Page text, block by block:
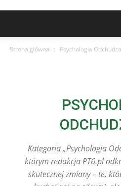
Strona główna Psychologia
Kategoria „Psychologia
którym redakcja PT6.pl
skutecznej zmiany – te,